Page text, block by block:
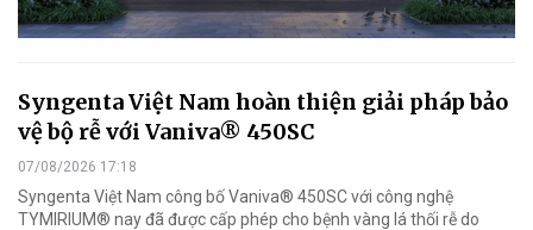
Syngenta Việt Nam hoàn thiện giải pháp bảo
vệ bộ rễ với Vaniva® 450SC
07/08/2026 17:18
Syngenta Việt Nam công bố Vaniva® 450SC với công nghệ
TYMIRIUM® nay đã được cấp phép cho bệnh vàng lá thối rễ do